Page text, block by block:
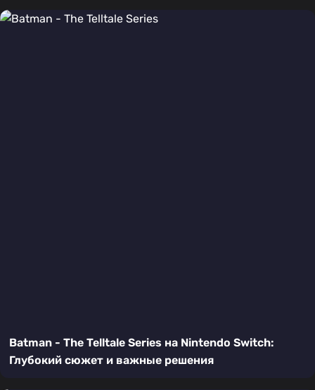
Batman - The Telltale Series на Nintendo Switch:
Глубокий сюжет и важные решения